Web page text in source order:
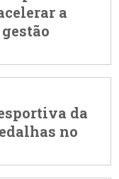
a
da
no